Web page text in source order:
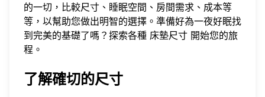
的一切，比較尺寸、睡眠空間、房間需求、成本等
等，以幫助您做出明智的選擇。準備好為一夜好眠找
到完美的基礎了嗎？探索各種 床墊尺寸 開始您的旅
程。
了解確切的尺寸